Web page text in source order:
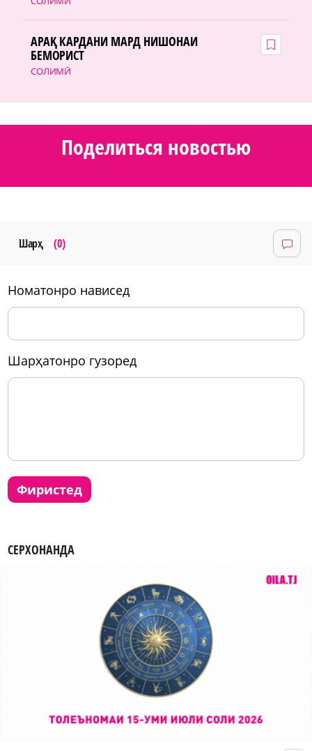
СОЛИМӢ
АРАҚ КАРДАНИ МАРД НИШОНАИ
БЕМОРИСТ
Поделиться новостью
Шарҳ (0)
номатонро нависед
шарҳатонро гузоред
фиристед
СЕРХОНАНДА